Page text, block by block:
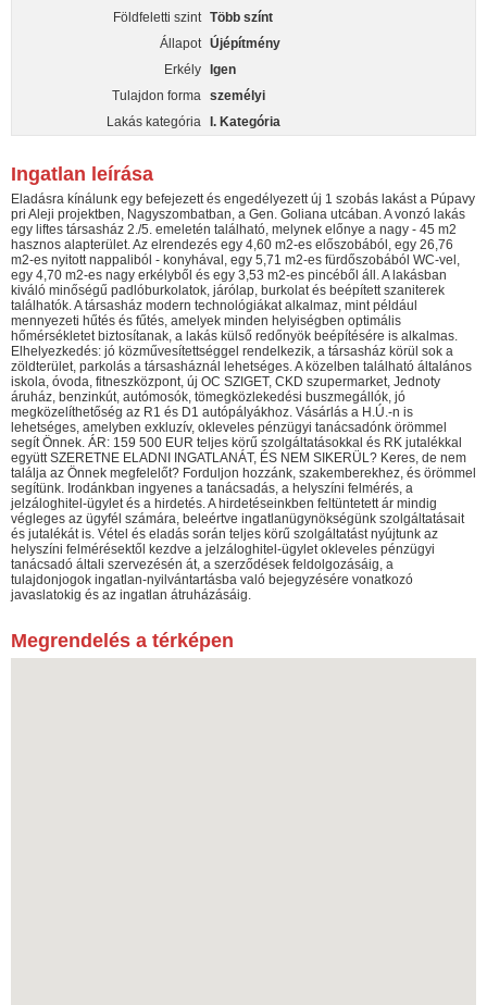
Földfeletti szint Több színt
Állapot Újépítmény
Erkély
Igen
Tulajdon forma személyi
Lakás kategória
I. Kategória
Ingatlan leírása
Eladásra kínálunk egy befejezett és engedélyezett új 1 szobás lakást a Púpavy
pri Aleji projektben, Nagyszombatban, a Gen. Goliana utcában. A vonzó lakás
egy liftes társasház 2./5. emeletén található, melynek előnye a nagy - 45 m2
hasznos alapterület. Az elrendezés egy 4,60 m2-es előszobából, egy 26,76
m2-es nyitott nappaliból - konyhával, egy 5,71 m2-es fürdőszobából WC-vel,
egy 4,70 m2-es nagy erkélyből és egy 3,53 m2-es pincéből áll. A lakásban
kiváló minőségű padlóburkolatok, járólap, burkolat és beépített szaniterek
találhatók. A társasház modern technológiákat alkalmaz, mint például
mennyezeti hűtés és fűtés, amelyek minden helyiségben optimális
hőmérsékletet biztosítanak, a lakás külső redőnyök beépítésére is alkalmas.
Elhelyezkedés: jó közművesítettséggel rendelkezik, a társasház körül sok a
zöldterület, parkolás a társasháznál lehetséges. A közelben található általános
iskola, óvoda, fitneszközpont, új OC SZIGET, CKD szupermarket, Jednoty
áruház, benzinkút, autómosók, tömegközlekedési buszmegállók, jó
megközelíthetőség az R1 és D1 autópályákhoz. Vásárlás a H.Ú.-n is
lehetséges, amelyben exkluzív, okleveles pénzügyi tanácsadónk örömmel
segít Önnek. ÁR: 159 500 EUR teljes körű szolgáltatásokkal és RK jutalékkal
együtt SZERETNE ELADNI INGATLANÁT, ÉS NEM SIKERÜL? Keres, de nem
találja az Önnek megfelelőt? Forduljon hozzánk, szakemberekhez, és örömmel
segítünk. Irodánkban ingyenes a tanácsadás, a helyszíni felmérés, a
jelzáloghitel-ügylet és a hirdetés. A hirdetéseinkben feltüntetett ár mindig
végleges az ügyfél számára, beleértve ingatlanügynökségünk szolgáltatásait
és jutalékát is. Vétel és eladás során teljes körű szolgáltatást nyújtunk az
helyszíni felmérésektől kezdve a jelzáloghitel-ügylet okleveles pénzügyi
tanácsadó általi szervezésén át, a szerződések feldolgozásáig, a
tulajdonjogok ingatlan-nyilvántartásba való bejegyzésére vonatkozó
javaslatokig és az ingatlan átruházásáig.
Megrendelés a térképen